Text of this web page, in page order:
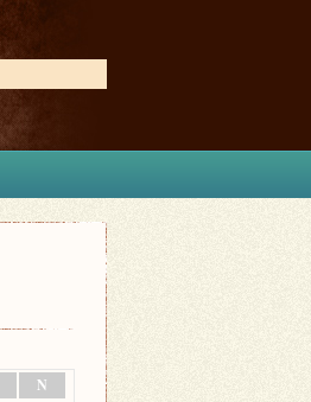
N